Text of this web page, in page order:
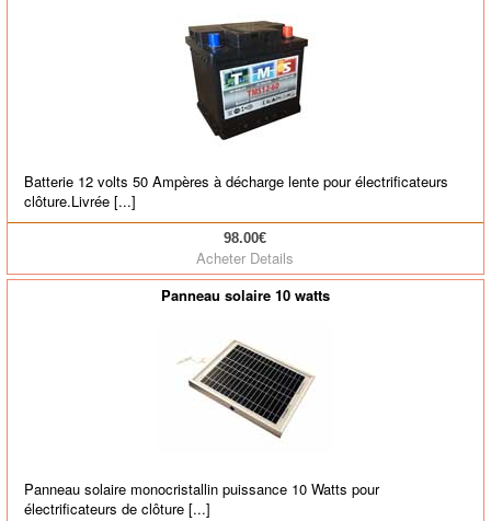
Batterie 12 volts 50 Ampères à décharge lente pour électrificateurs
clôture.Livrée [...]
98.00€
Acheter Details
Panneau solaire 10 watts
Panneau solaire monocristallin puissance 10 Watts pour
électrificateurs de clôture [...]